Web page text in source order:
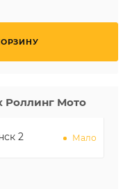
Роллинг Мото
2 Мало